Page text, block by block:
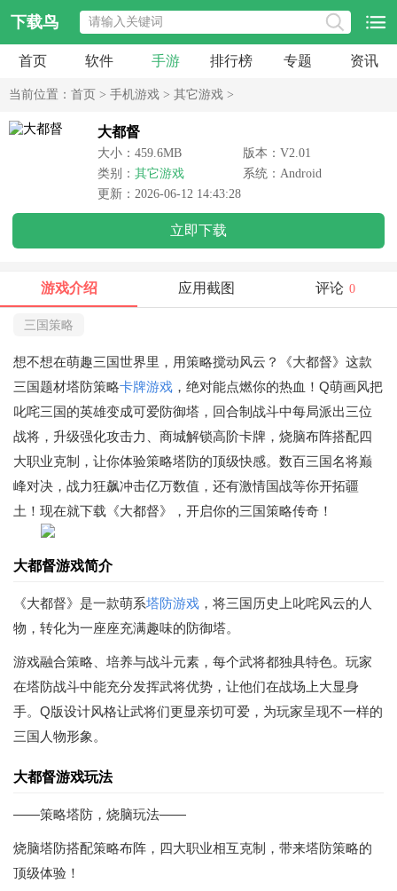
下载鸟
首页 软件 手游 排行榜 专题 资讯
当前位置： 首页 > 手机游戏 > 其它游戏 >
大都督
大小：459.6MB
版本：V2.01
类别： 其它游戏
系统：Android
更新：2026-06-12 14:43:28
立即下载
游戏介绍 应用截图 评论 0
三国策略
想不想在萌趣三国世界里，用策略搅动风云？《大都督》这款
三国题材塔防策略卡牌游戏 ，绝对能点燃你的热血！Q萌画风把
叱咤三国的英雄变成可爱防御塔，回合制战斗中每局派出三位
战将，升级强化攻击力、商城解锁高阶卡牌，烧脑布阵搭配四
大职业克制，让你体验策略塔防的顶级快感。数百三国名将巅
峰对决，战力狂飙冲击亿万数值，还有激情国战等你开拓疆
土！现在就下载《大都督》，开启你的三国策略传奇！
大都督游戏简介
《大都督》是一款萌系塔防游戏 ，将三国历史上叱咤风云的人
物，转化为一座座充满趣味的防御塔。
游戏融合策略、培养与战斗元素，每个武将都独具特色。玩家
在塔防战斗中能充分发挥武将优势，让他们在战场上大显身
手。Q版设计风格让武将们更显亲切可爱，为玩家呈现不一样的
三国人物形象。
大都督游戏玩法
——策略塔防，烧脑玩法——
烧脑塔防搭配策略布阵，四大职业相互克制，带来塔防策略的
顶级体验！